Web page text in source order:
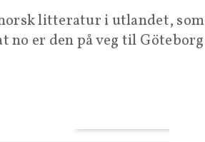
litteratur i utlandet,
er den på veg til